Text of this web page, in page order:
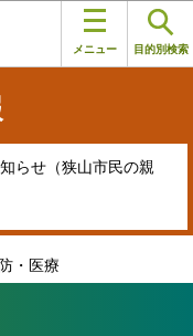
メニュー 目的別検索
らせ（狭山市民の親
・医療